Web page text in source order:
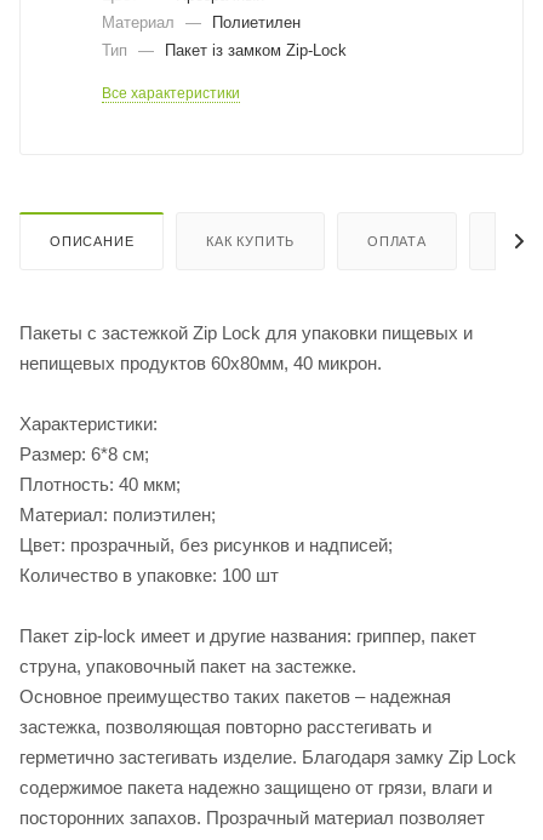
Материал
—
Полиетилен
Тип
— Пакет із замком Zip-Lock
Все характеристики
ОПИСАНИЕ КАК КУПИТЬ ОПЛАТА
Пакеты с застежкой Zip Lock для упаковки пищевых и
непищевых продуктов 60х80мм, 40 микрон.
Характеристики:
Размер: 6*8 см;
Плотность: 40 мкм;
Материал: полиэтилен;
Цвет: прозрачный, без рисунков и надписей;
Количество в упаковке: 100 шт
Пакет zip-lock имеет и другие названия: гриппер, пакет
струна, упаковочный пакет на застежке.
Основное преимущество таких пакетов – надежная
застежка, позволяющая повторно расстегивать и
герметично застегивать изделие. Благодаря замку Zip Lock
содержимое пакета надежно защищено от грязи, влаги и
посторонних запахов. Прозрачный материал позволяет